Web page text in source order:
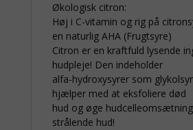
Økologisk citron:
Høj i C-vitamin og rig på
en naturlig AHA (Frugtsyre)
Citron er en kraftfuld lysende
hudpleje! Den indeholder
alfa-hydroxysyrer som
hjælper med at eksfoliere død
hud og øge
strålende hud!